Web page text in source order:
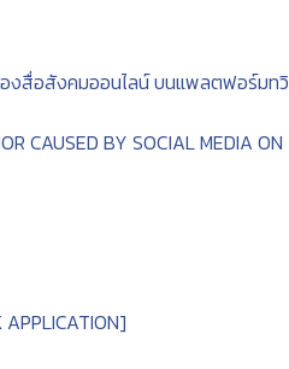
งสื่อสังคมออนไลน์ บนแพลตฟอร์มทวิ
CAUSED BY SOCIAL MEDIA ON
APPLICATION]